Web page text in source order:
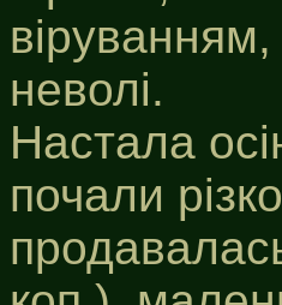
віруванням,
неволі.
Настала
почали